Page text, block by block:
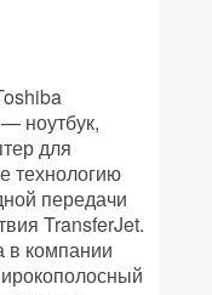
ноутбук,
для
технологию
передачи
TransferJet.
в компании